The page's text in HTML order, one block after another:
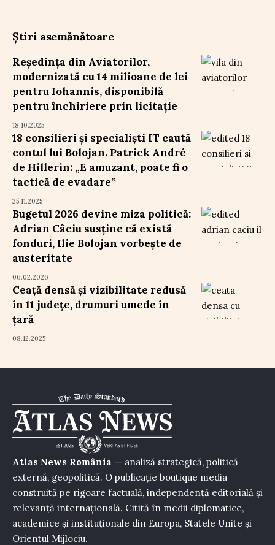
Știri asemănătoare
Reședința din Aviatorilor,
modernizată cu 14 milioane de lei
pentru Iohannis, disponibilă
pentru închiriere prin licitație
18.10.2025
18 consilieri și specialiști IT caută
contul lui Bolojan. Patrick André
de Hillerin: „E amuzant, poate fi o
tactică de evadare”
25.11.2025
Bugetul 2026 devine miza politică:
Adrian Câciu susține că există
fonduri, Ilie Bolojan vorbește de
austeritate
06.02.2026
Ceață densă și vizibilitate redusă
în 11 județe, drumuri umede în
țară
08.12.2025
Atlas News România — analiză strategică, politică
externă, geopolitică. O publicație boutique media
construită pe rigoare factuală, independență editorială și
relevanță internațională. Citită în medii diplomatice,
academice și instituționale din Europa, Statele Unite și
Orientul Mijlociu.